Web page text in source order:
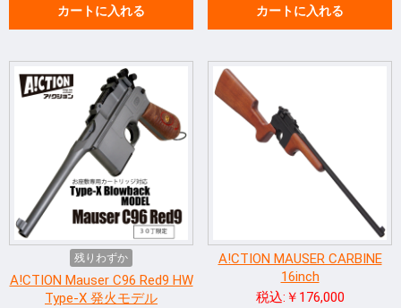
カートに入れる カートに入れる
残りわずか
A!CTION Mauser C96 Red9 HW
Type-X 発火モデル
A!CTION MAUSER CARBINE
16inch
税込:￥176,000